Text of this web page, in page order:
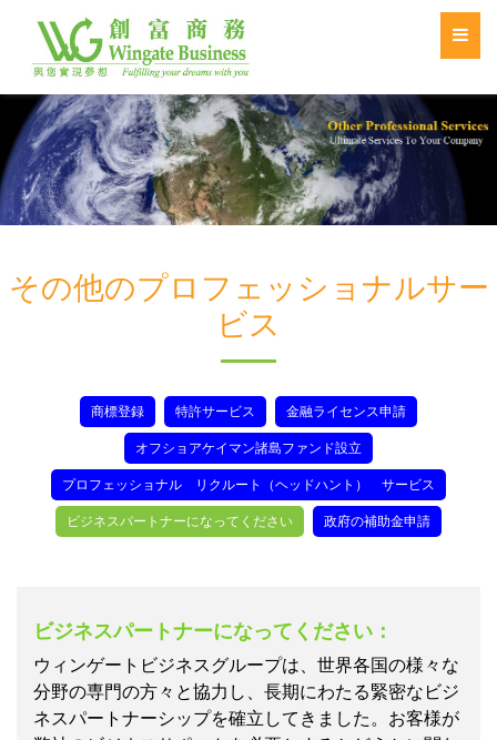
その他のプロフェッショナルサー
ビス
商標登録 特許サービス 金融ライセンス申請
オフショアケイマン諸島ファンド設立
プロフェッショナル リクルート（ヘッドハント） サービス
ビジネスパートナーになってください 政府の補助金申請
ビジネスパートナーになってください：
ウィンゲートビジネスグループは、世界各国の様々な
分野の専門の方々と協力し、長期にわたる緊密なビジ
ネスパートナーシップを確立してきました。お客様が